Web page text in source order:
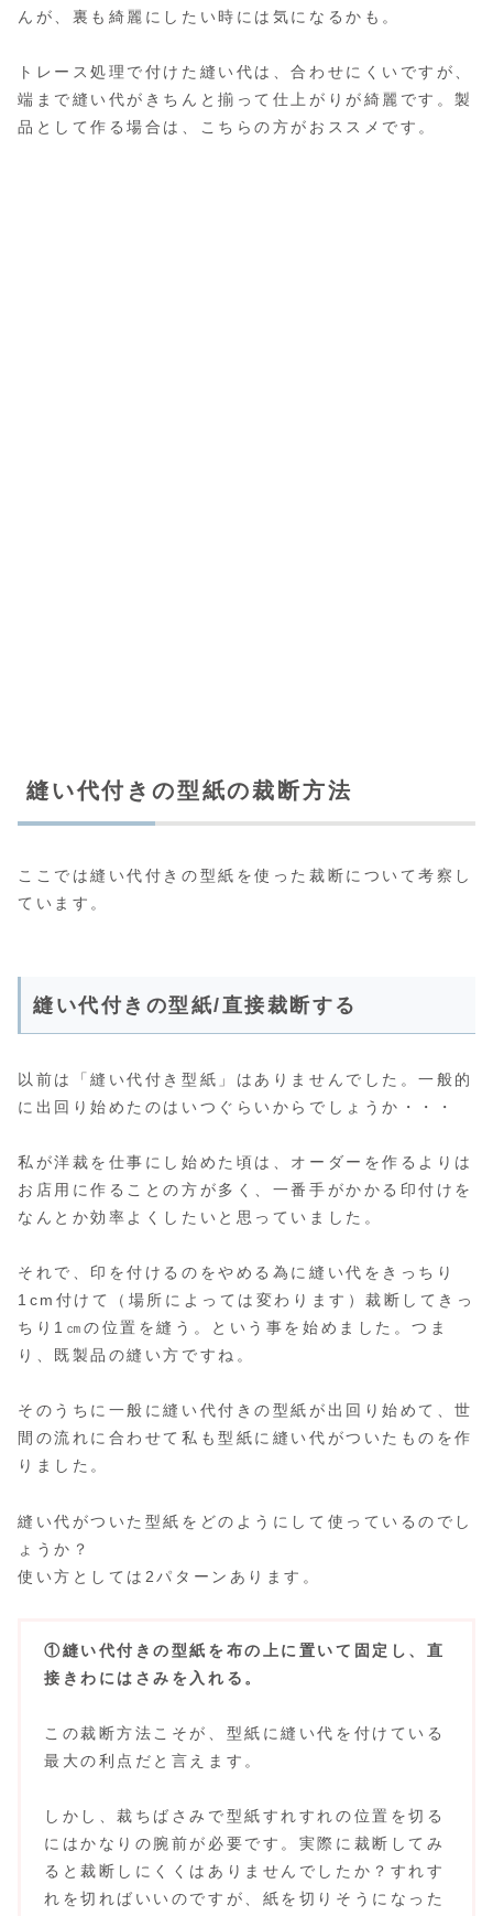
んが、裏も綺麗にしたい時には気になるかも。
トレース処理で付けた縫い代は、合わせにくいですが、
端まで縫い代がきちんと揃って仕上がりが綺麗です。製
品として作る場合は、こちらの方がおススメです。
縫い代付きの型紙の裁断方法
ここでは縫い代付きの型紙を使った裁断について考察し
ています。
縫い代付きの型紙/直接裁断する
以前は「縫い代付き型紙」はありませんでした。一般的
に出回り始めたのはいつぐらいからでしょうか・・・
私が洋裁を仕事にし始めた頃は、オーダーを作るよりは
お店用に作ることの方が多く、一番手がかかる印付けを
なんとか効率よくしたいと思っていました。
それで、印を付けるのをやめる為に縫い代をきっちり
1cm付けて（場所によっては変わります）裁断してきっ
ちり1㎝の位置を縫う。という事を始めました。つま
り、既製品の縫い方ですね。
そのうちに一般に縫い代付きの型紙が出回り始めて、世
間の流れに合わせて私も型紙に縫い代がついたものを作
りました。
縫い代がついた型紙をどのようにして使っているのでし
ょうか？
使い方としては2パターンあります。
①縫い代付きの型紙を布の上に置いて固定し、直
接きわにはさみを入れる。
この裁断方法こそが、型紙に縫い代を付けている
最大の利点だと言えます。
しかし、裁ちばさみで型紙すれすれの位置を切る
にはかなりの腕前が必要です。実際に裁断してみ
ると裁断しにくくはありませんでしたか？すれす
れを切ればいいのですが、紙を切りそうになった